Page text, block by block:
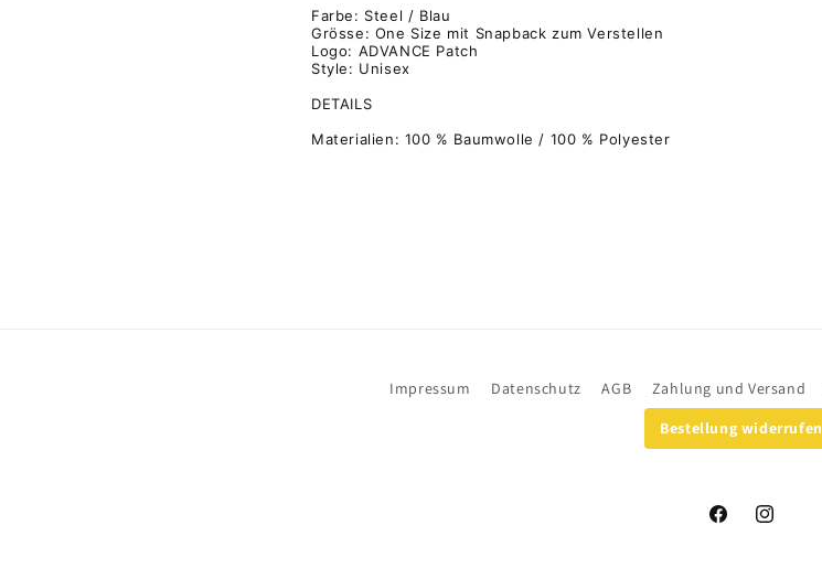
Farbe: Steel / Blau
Grösse: One Size mit Snapback zum Verstellen
Logo: ADVANCE Patch
Style: Unisex
DETAILS
Materialien: 100 % Baumwolle / 100 % Polyester
Impressum Datenschutz AGB Zahlung und Versand
Bestellung widerrufen
FacebookInstagram